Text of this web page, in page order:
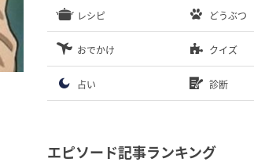
レシピ どうぶつ
おでかけ クイズ
占い 診断
エピソード記事ランキング